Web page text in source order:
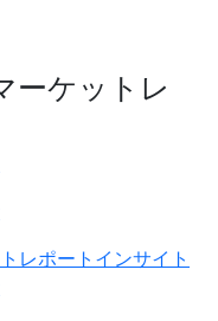
ーケットレ
レポートインサイト